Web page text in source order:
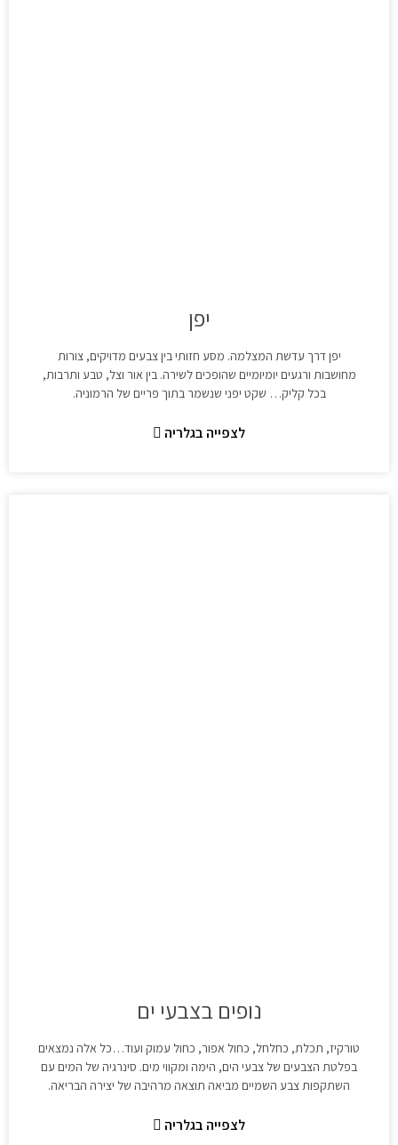
יפן
יפן דרך עדשת המצלמה. מסע חזותי בין צבעים מדויקים, צורות
מחושבות ורגעים יומיומיים שהופכים לשירה. בין אור וצל, טבע ותרבות,
בכל קליק… שקט יפני שנשמר בתוך פריים של הרמוניה.
לצפייה בגלריה
נופים בצבעי ים
טורקיז, תכלת, כחלחל, כחול אפור, כחול עמוק ועוד…כל אלה נמצאים
בפלטת הצבעים של צבעי הים, הימה ומקווי מים. סינרגיה של המים עם
השתקפות צבע השמיים מביאה תוצאה מרהיבה של יצירה הבריאה.
לצפייה בגלריה